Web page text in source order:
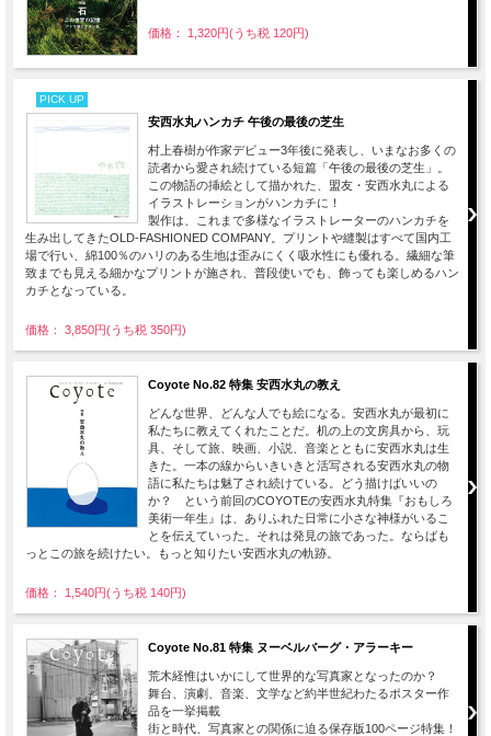
価格： 1,320円(うち税 120円)
PICK UP
安西水丸ハンカチ 午後の最後の芝生
村上春樹が作家デビュー3年後に発表し、いまなお多くの
読者から愛され続けている短篇「午後の最後の芝生」。
この物語の挿絵として描かれた、盟友・安西水丸による
イラストレーションがハンカチに！
製作は、これまで多様なイラストレーターのハンカチを
生み出してきたOLD-FASHIONED COMPANY。プリントや縫製はすべて国内工
場で行い、綿100％のハリのある生地は歪みにくく吸水性にも優れる。繊細な筆
致までも見える細かなプリントが施され、普段使いでも、飾っても楽しめるハン
カチとなっている。
価格： 3,850円(うち税 350円)
Coyote No.82 特集 安西水丸の教え
どんな世界、どんな人でも絵になる。安西水丸が最初に
私たちに教えてくれたことだ。机の上の文房具から、玩
具、そして旅、映画、小説、音楽とともに安西水丸は生
きた。一本の線からいきいきと活写される安西水丸の物
語に私たちは魅了され続けている。どう描けばいいの
か？ という前回のCOYOTEの安西水丸特集『おもしろ
美術一年生』は、ありふれた日常に小さな神様がいるこ
とを伝えていった。それは発見の旅であった。ならばも
っとこの旅を続けたい。もっと知りたい安西水丸の軌跡。
価格： 1,540円(うち税 140円)
Coyote No.81 特集 ヌーベルバーグ・アラーキー
荒木経惟はいかにして世界的な写真家となったのか？
舞台、演劇、音楽、文学など約半世紀わたるポスター作
品を一挙掲載
街と時代、写真家との関係に迫る保存版100ページ特集！